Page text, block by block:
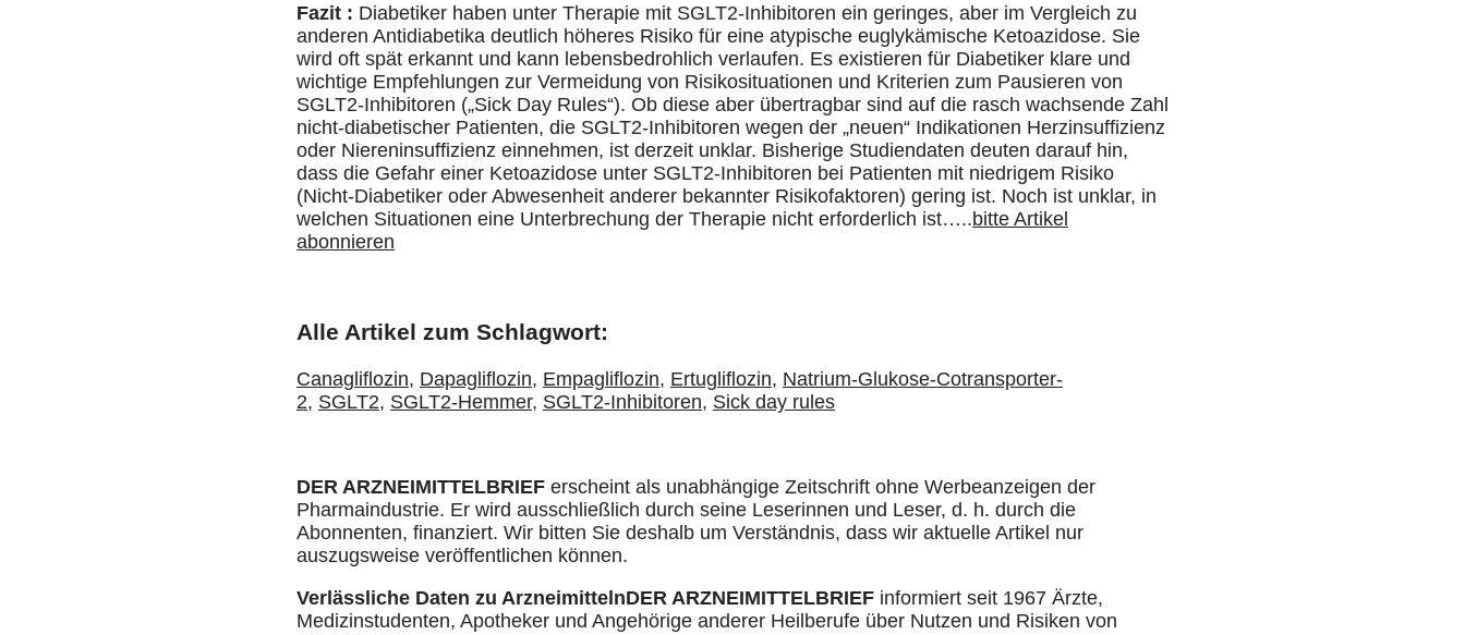
Fazit : Diabetiker haben unter Therapie mit SGLT2-Inhibitoren ein geringes, aber im Vergleich zu
anderen Antidiabetika deutlich höheres Risiko für eine atypische euglykämische Ketoazidose. Sie
wird oft spät erkannt und kann lebensbedrohlich verlaufen. Es existieren für Diabetiker klare und
wichtige Empfehlungen zur Vermeidung von Risikosituationen und Kriterien zum Pausieren von
SGLT2-Inhibitoren („Sick Day Rules“). Ob diese aber übertragbar sind auf die rasch wachsende Zahl
nicht-diabetischer Patienten, die SGLT2-Inhibitoren wegen der „neuen“ Indikationen Herzinsuffizienz
oder Niereninsuffizienz einnehmen, ist derzeit unklar. Bisherige Studiendaten deuten darauf hin,
dass die Gefahr einer Ketoazidose unter SGLT2-Inhibitoren bei Patienten mit niedrigem Risiko
(Nicht-Diabetiker oder Abwesenheit anderer bekannter Risikofaktoren) gering ist. Noch ist unklar, in
welchen Situationen eine Unterbrechung der Therapie nicht erforderlich ist…..bitte Artikel
abonnieren
Alle Artikel zum Schlagwort:
Canagliflozin, Dapagliflozin, Empagliflozin, Ertugliflozin, Natrium-Glukose-Cotransporter-
2, SGLT2, SGLT2-Hemmer, SGLT2-Inhibitoren, Sick day rules
DER ARZNEIMITTELBRIEF erscheint als unabhängige Zeitschrift ohne Werbeanzeigen der
Pharmaindustrie. Er wird ausschließlich durch seine Leserinnen und Leser, d. h. durch die
Abonnenten, finanziert. Wir bitten Sie deshalb um Verständnis, dass wir aktuelle Artikel nur
auszugsweise veröffentlichen können.
Verlässliche Daten zu ArzneimittelnDER ARZNEIMITTELBRIEF informiert seit 1967 Ärzte,
Medizinstudenten, Apotheker und Angehörige anderer Heilberufe über Nutzen und Risiken von